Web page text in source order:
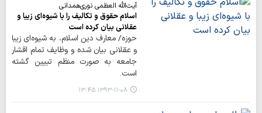
آیت‌الله العظمی نوری‌همدانی
اسلام حقوق و تکالیف را با شیوه‌ای زیبا و
عقلانی بیان کرده است
حوزه/ معارف دین اسلام، به شیوه‌ای زیبا
و عقلانی بیان شده و وظایف تمام اقشار
جامعه به صورت منظم تبیین گشته
است.
۱۳۹۳-۱۱-۰۸ ۱۳:۴۵